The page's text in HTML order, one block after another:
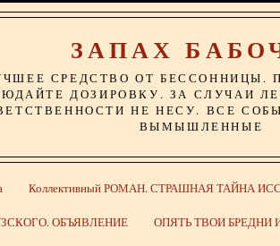
ЗАПАХ
СРЕДСТВО ОТ БЕССОННИЦЫ.
ДОЗИРОВКУ. ЗА СЛУЧАИ
НЕ НЕСУ. ВСЕ
ВЫМЫШЛЕННЫЕ
Коллективный РОМАН. СТРАШНАЯ ТАЙНА
ОБЪЯВЛЕНИЕ ОПЯТЬ ТВОИ